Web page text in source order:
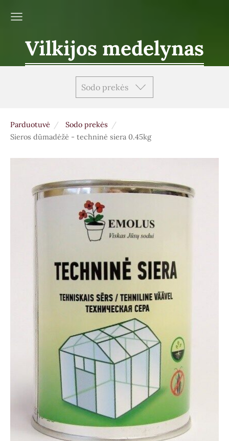
Vilkijos medelynas
Sodo prekės
Parduotuvė
Sodo prekės
Sieros dūmadėžė - techninė siera 0.45kg